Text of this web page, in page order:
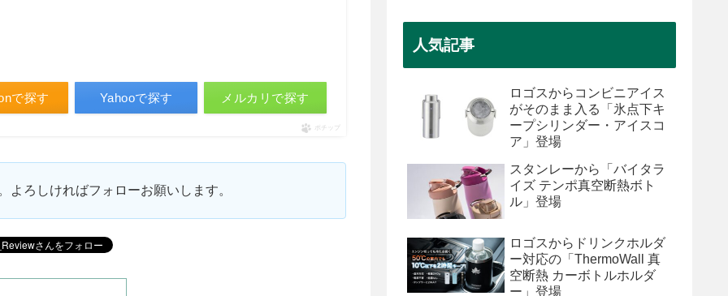
で探す Yahooで探す メルカリで探す
ポチップ
ろしければフォローお願いします。
人気記事
ロゴスからコンビニアイス
がそのまま入る「氷点下キ
ープシリンダー・アイスコ
ア」登場
スタンレーから「バイタラ
イズ テンポ真空断熱ボト
ル」登場
ロゴスからドリンクホルダ
ー対応の「ThermoWall 真
空断熱 カーボトルホルダ
ー」登場